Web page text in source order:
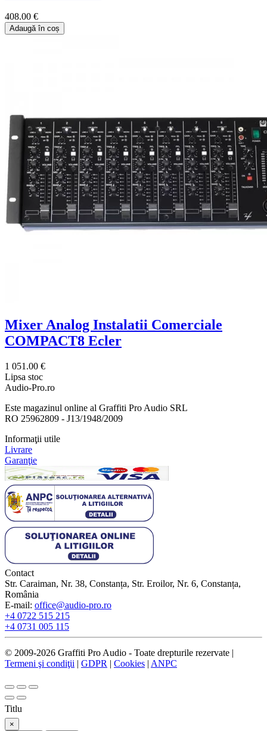
408.00 €
Adaugă în coș
Mixer Analog Instalatii Comerciale
COMPACT8 Ecler
1 051.00 €
Lipsa stoc
Audio-Pro.ro
Este magazinul online al Graffiti Pro Audio SRL
RO 25962809 - J13/1948/2009
Informaţii utile
Livrare
Garanţie
Contact
Str. Caraiman, Nr. 38, Constanța, Str. Eroilor, Nr. 6, Constanța,
România
E-mail: office@audio-pro.ro
+4 0722 515 215
+4 0731 005 115
© 2009-2026 Graffiti Pro Audio - Toate drepturile rezervate |
Termeni şi condiţii | GDPR | Cookies | ANPC
Titlu
×